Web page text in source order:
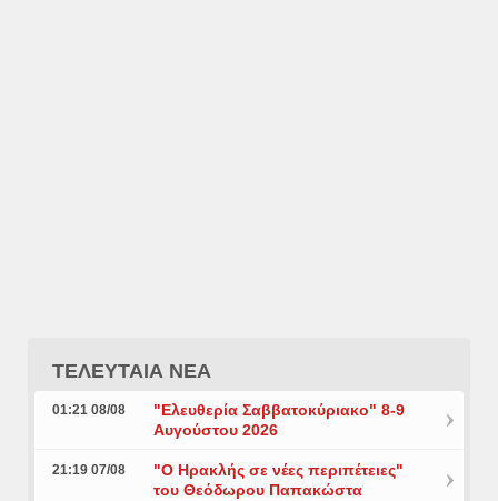
ΤΕΛΕΥΤΑΙΑ ΝΕΑ
01:21 08/08
"Ελευθερία Σαββατοκύριακο" 8-9
Αυγούστου 2026
21:19 07/08
"Ο Ηρακλής σε νέες περιπέτειες"
του Θεόδωρου Παπακώστα